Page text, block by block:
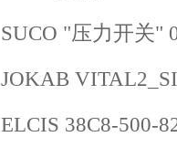
SUCO "压力开关"
JOKAB
ELCIS 38C8-500-